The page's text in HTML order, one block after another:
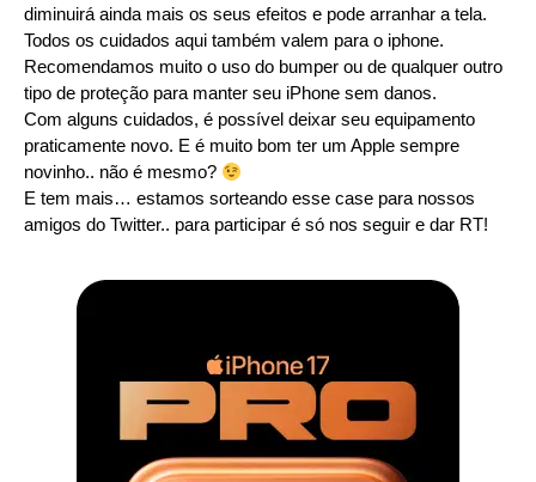
diminuirá ainda mais os seus efeitos e pode arranhar a tela.
Todos os cuidados aqui também valem para o iphone.
Recomendamos muito o uso do bumper ou de qualquer outro
tipo de proteção para manter seu iPhone sem danos.
Com alguns cuidados, é possível deixar seu equipamento
praticamente novo. E é muito bom ter um Apple sempre
novinho.. não é mesmo?
E tem mais… estamos sorteando esse case para nossos
amigos do Twitter.. para participar é só nos seguir e dar RT!